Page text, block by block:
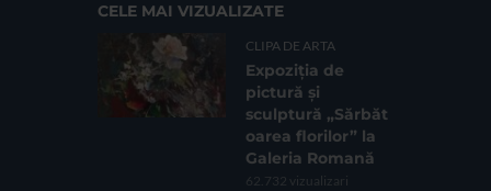
CELE MAI VIZUALIZATE
CLIPA DE ARTA
Expoziția de
pictură și
sculptură „Sărbăt
oarea florilor” la
Galeria Romană
62.732 vizualizari